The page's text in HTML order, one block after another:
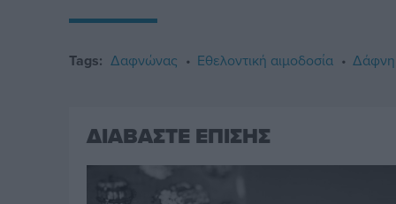
Tags: Δαφνώνας Εθελοντική αιμοδοσία
ΔΙΑΒΑΣΤΕ ΕΠΙΣΗΣ